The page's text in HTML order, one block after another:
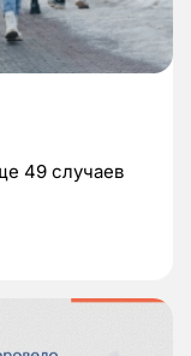
49 случаев